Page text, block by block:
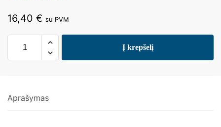
16,40 € su PVM
Į krepšelį
Aprašymas